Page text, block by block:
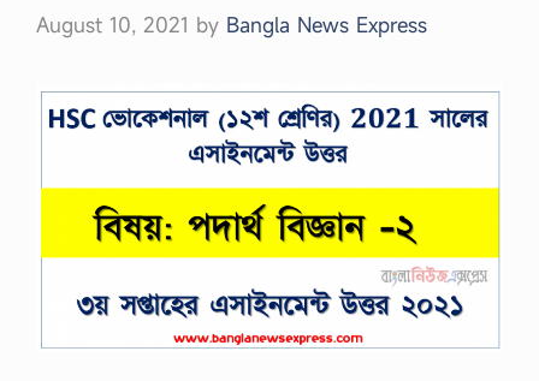
August 10, 2021 by Bangla News Express